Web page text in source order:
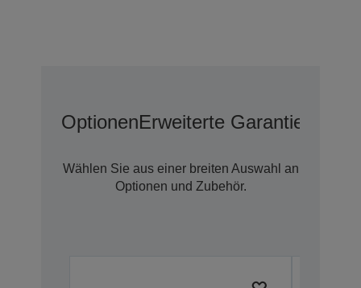
OptionenErweiterte
Wählen Sie aus einer breiten Auswahl an
Optionen und Zubehör.